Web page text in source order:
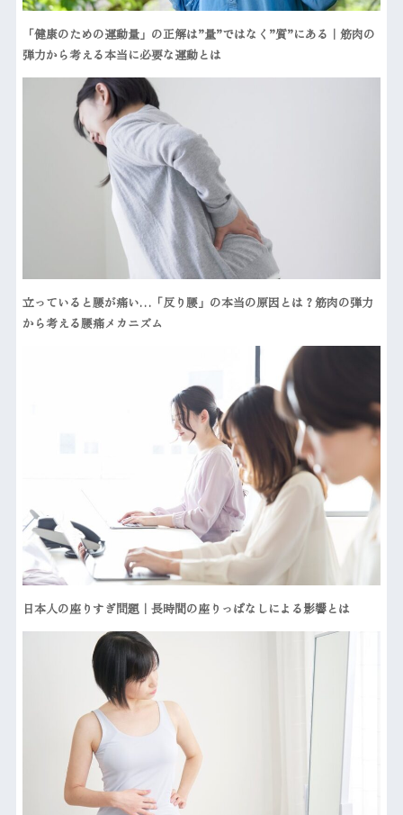
「健康のための運動量」の正解は”量”ではなく”質”にある｜筋肉の
弾力から考える本当に必要な運動とは
立っていると腰が痛い…「反り腰」の本当の原因とは？筋肉の弾力
から考える腰痛メカニズム
日本人の座りすぎ問題｜長時間の座りっぱなしによる影響とは